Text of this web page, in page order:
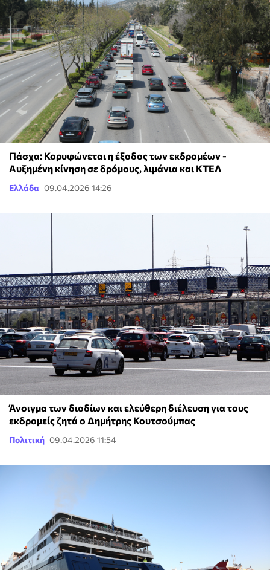
Πάσχα: Κορυφώνεται η έξοδος των εκδρομέων -
Αυξημένη κίνηση σε δρόμους, λιμάνια και ΚΤΕΛ
Ελλάδα 09.04.2026 14:26
Άνοιγμα των διοδίων και ελεύθερη διέλευση για τους
εκδρομείς ζητά ο Δημήτρης Κουτσούμπας
Πολιτική 09.04.2026 11:54